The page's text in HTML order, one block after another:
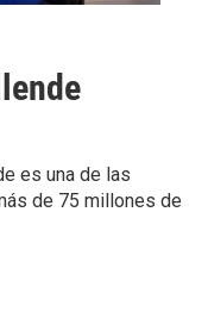
es una de las
de 75 millones de